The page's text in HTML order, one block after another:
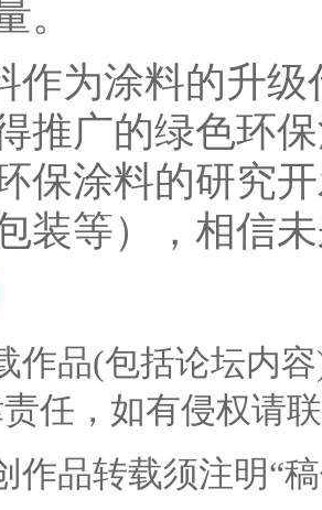
。
作为涂料的升
推广的绿色环
保涂料的研究
装等），相信
作品(包括论坛内
任，如有侵权请
作品转载须注明“